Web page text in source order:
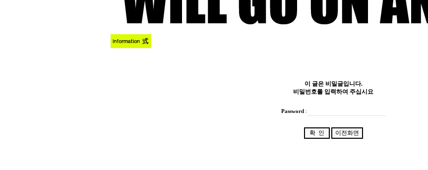
이 글은 비밀글입니다.
비밀번호를 입력하여 주십시요
Password :